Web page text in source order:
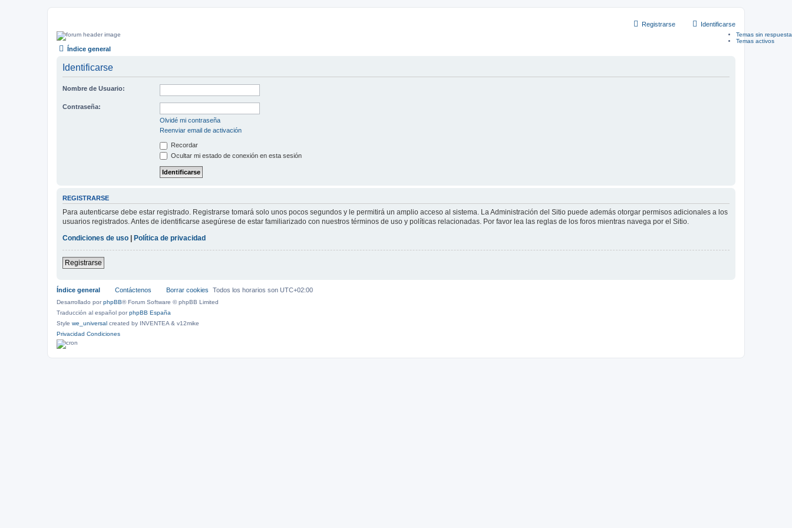
Identificarse
Registrarse
Temas sin respuesta
Temas activos
Índice general
Identificarse
Nombre de Usuario:
Contraseña:
Olvidé mi contraseña
Reenviar email de activación
Recordar
Ocultar mi estado de conexión en esta sesión
REGISTRARSE
Para autenticarse debe estar registrado. Registrarse tomará solo unos pocos segundos y le permitirá un amplio acceso al sistema. La Administración del Sitio puede además otorgar permisos adicionales a los
usuarios registrados. Antes de identificarse asegúrese de estar familiarizado con nuestros términos de uso y políticas relacionadas. Por favor lea las reglas de los foros mientras navega por el Sitio.
Condiciones de uso | Política de privacidad
Registrarse
Índice general Contáctenos Borrar cookies Todos los horarios son UTC+02:00
Desarrollado porphpBB® Forum Software © phpBB Limited
Traducción al español porphpBB España
Style we_universal created by INVENTEA & v12mike
Privacidad Condiciones